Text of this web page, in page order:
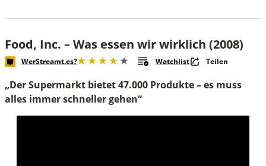
Food, Inc. – Was essen wir wirklich (2008)
WerStreamt.es? Watchlist Teilen
„Der Supermarkt bietet 47.000 Produkte – es muss
alles immer schneller gehen“